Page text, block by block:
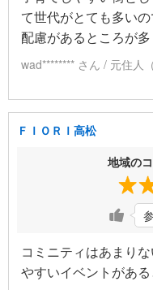
て世代がとても多い
配慮があるところが多
wad******** さん / 元住人
ＦＩＯＲＩ高松
地域の
コミニティはあまり
やすいイベントがある